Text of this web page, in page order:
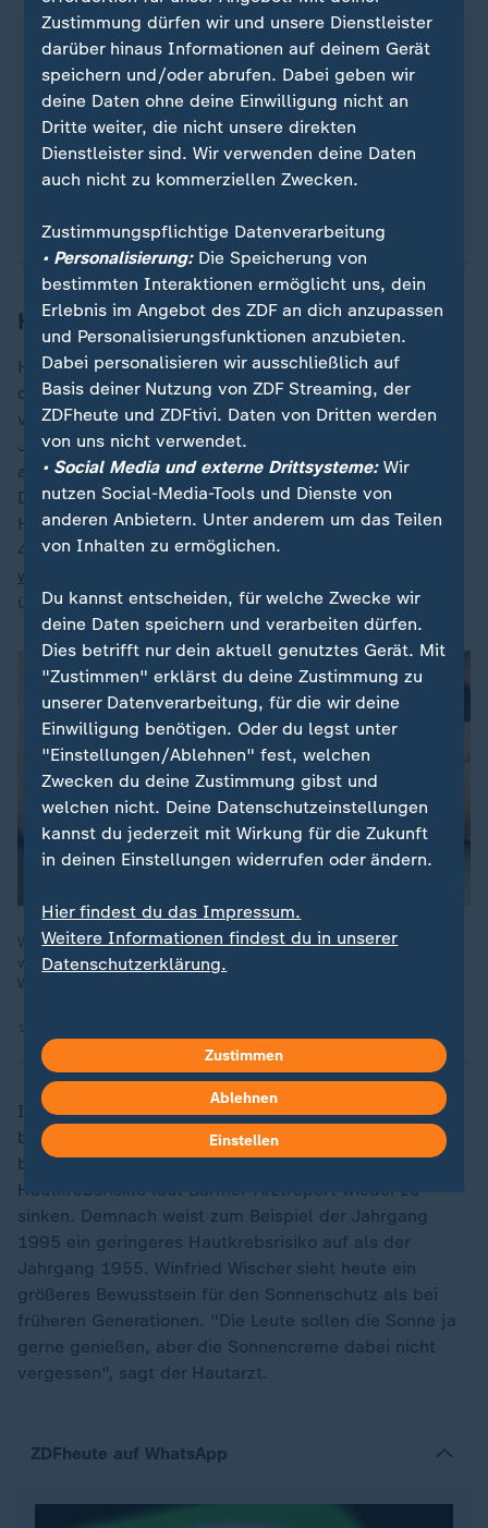
Schminke und Sonnencreme können kombiniert
werden. Stiftung Warentest rät dazu, nach der
Basispflege mit einer Tagescreme die
Sonnencreme auf die Gesichtshaut aufzutragen.
Wenn das Sonnenschutzmittel eingezogen ist,
kann die Schminke folgen. Sie beeinträchtigt den
Hautkrebszahlen stark gestiegen
Hautarzt Winfried Wischer aus Düsseldorf rät dringend
dazu, Sonnencreme zu benutzen und warnt: "Die Haut
vergisst nichts". Ungeschütztes Sonnenbaden könne
Jahrzehnte später zu Hautkrebs führen. Das belegen
auch Zahlen desBarmer-Arztreports. Wurde 2005 in
Deutschland noch bei 189.000 Menschen schwarzer
Hautkrebs diagnostiziert, waren es 2023 schon
417.000, also mehr als doppelt so viele Fälle. Beim
weißen Hautkrebs
über 1,8 Millionen sogar nahezu verdreifacht.
Weißer Hautkrebs ist im Gegensatz zum schwarzen Hautkrebs
weniger aggressiv. Trotzdem kann er schwere Folgen haben.
Weltweit nehmen die Erkrankungs- und Todesfälle zu.
Interessant ist ein Blick auf das Alter der Menschen,
bei denen Hautkrebs diagnostiziert wurde. Spätestens
bei den Jahrgängen nach 1980 scheint das
Hautkrebsrisiko laut Barmer-Arztreport wieder zu
sinken. Demnach weist zum Beispiel der Jahrgang
1995 ein geringeres Hautkrebsrisiko auf als der
Jahrgang 1955. Winfried Wischer sieht heute ein
größeres Bewusstsein für den Sonnenschutz als bei
früheren Generationen. "Die Leute sollen die Sonne ja
gerne genießen, aber die Sonnencreme dabei nicht
vergessen", sagt der Hautarzt.
ZDFheute auf WhatsApp
Zustimmung dürfen wir und unsere Dienstleister
darüber hinaus Informationen auf deinem Gerät
speichern und/oder abrufen. Dabei geben wir
deine Daten ohne deine Einwilligung nicht an
Dritte weiter, die nicht unsere direkten
Dienstleister sind. Wir verwenden deine Daten
auch nicht zu kommerziellen Zwecken.
Zustimmungspflichtige Datenverarbeitung
• Personalisierung:Die Speicherung von
bestimmten Interaktionen ermöglicht uns, dein
Erlebnis im Angebot des ZDF an dich anzupassen
und Personalisierungsfunktionen anzubieten.
Dabei personalisieren wir ausschließlich auf
Basis deiner Nutzung von ZDF Streaming, der
ZDFheute und ZDFtivi. Daten von Dritten werden
von uns nicht verwendet.
• Social Media und externe Drittsysteme:Wir
nutzen Social-Media-Tools und Dienste von
anderen Anbietern. Unter anderem um das Teilen
von Inhalten zu ermöglichen.
Du kannst entscheiden, für welche Zwecke wir
deine Daten speichern und verarbeiten dürfen.
Dies betrifft nur dein aktuell genutztes Gerät. Mit
"Zustimmen" erklärst du deine Zustimmung zu
unserer Datenverarbeitung, für die wir deine
Einwilligung benötigen. Oder du legst unter
"Einstellungen/Ablehnen" fest, welchen
Zwecken du deine Zustimmung gibst und
welchen nicht. Deine Datenschutzeinstellungen
kannst du jederzeit mit Wirkung für die Zukunft
in deinen Einstellungen widerrufen oder ändern.
Hier findest du das Impressum.
Weitere Informationen findest du in unserer
Datenschutzerklärung.
Zustimmen
Ablehnen
Einstellen